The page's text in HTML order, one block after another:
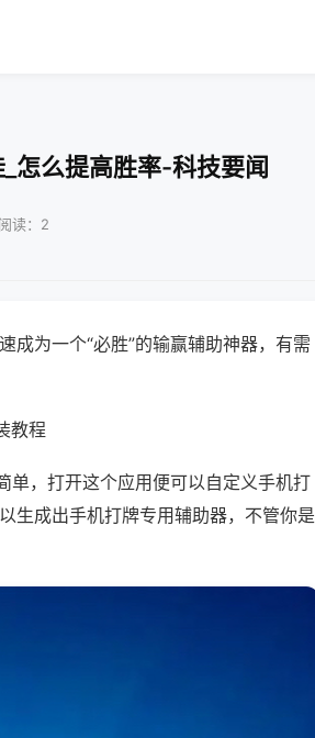
怎么提高胜率-科技要闻
读：2
成为一个“必胜”的输赢辅助神器，有需
教程
单，打开这个应用便可以自定义手机打
生成出手机打牌专用辅助器，不管你是